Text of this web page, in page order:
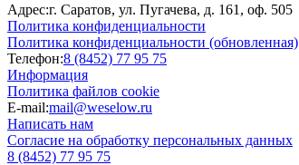
Адрес:г. Саратов, ул. Пугачева, д. 161, оф. 505
Политика конфиденциальности
Политика конфиденциальности (обновленная)
Телефон:8 (8452) 77 95 75
Информация
Политика файлов cookie
E-mail:mail@weselow.ru
Написать нам
Согласие на обработку персональных данных
8 (8452) 77 95 75